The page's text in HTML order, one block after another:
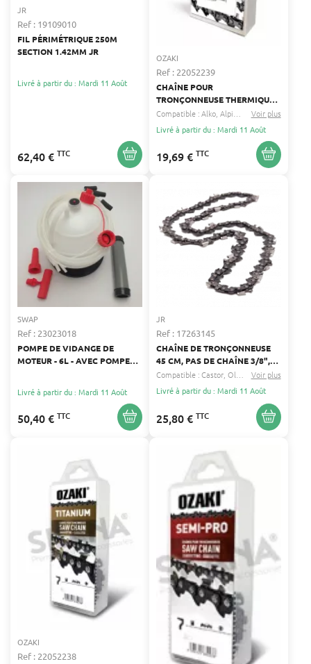
JR
Ref : 19109010
FIL PÉRIMÉTRIQUE 250M
SECTION 1.42MM JR
Livré à partir du : Mardi 11 Août
62,40 € TTC
OZAKI
Ref : 22052239
CHAÎNE POUR
TRONÇONNEUSE THERMIQUE
UNIVERSELLE – 3/8"LP, JAUGE
0.050" (1,3 MM), 50
ENTRAÎNEURS
Compatible :Alko Alpina
Voir plus
Livré à partir du : Mardi 11 Août
19,69 € TTC
SWAP
Ref : 23023018
POMPE DE VIDANGE DE
MOTEUR - 6L - AVEC POMPE
Livré à partir du : Mardi 11 Août
50,40 € TTC
JR
Ref : 17263145
CHAÎNE DE TRONÇONNEUSE
45 CM, PAS DE CHAÎNE 3/8",
JAUGE 0.058" 1.5 MM -
NOMBRE D'ENTRAINEURS : 68
Compatible :Castor Oleo mac ...
Voir plus
Livré à partir du : Mardi 11 Août
25,80 € TTC
OZAKI
Ref : 22052238